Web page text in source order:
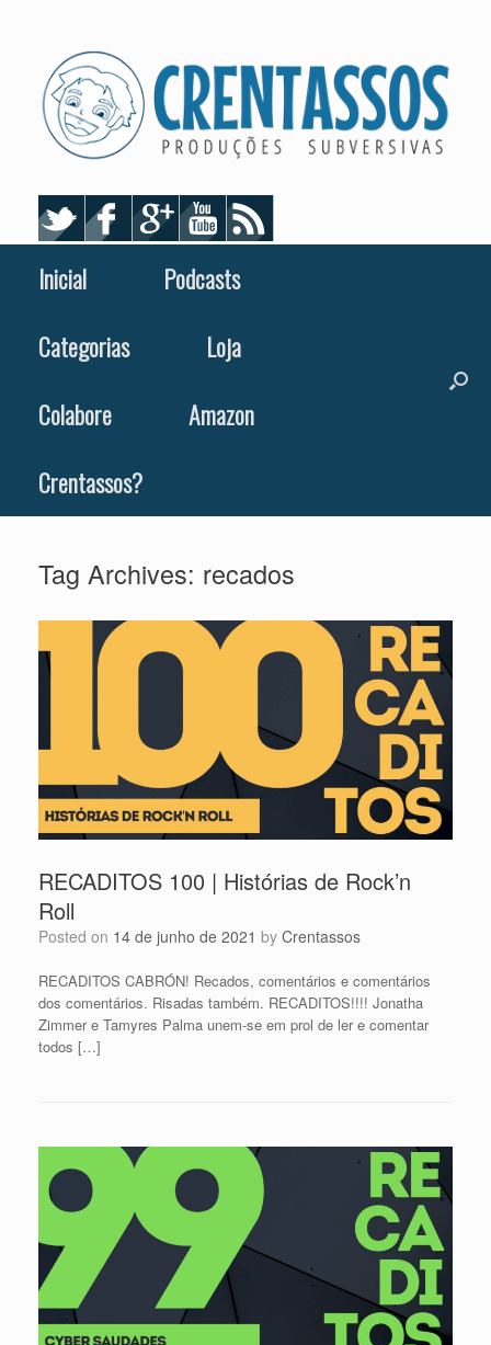
Inicial
Podcasts
Categorias
Loja
Colabore
Amazon
Crentassos?
Tag Archives: recados
RECADITOS 100 | Histórias de Rock’n
Roll
Posted on 14 de junho de 2021 by Crentassos
RECADITOS CABRÓN! Recados, comentários e comentários
dos comentários. Risadas também. RECADITOS!!!! Jonatha
Zimmer e Tamyres Palma unem-se em prol de ler e comentar
todos […]